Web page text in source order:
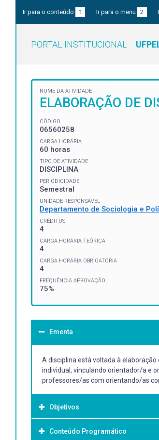
Ir para o conteúdo 1 Ir para o menu 2
PORTAL INSTITUCIONAL
NOME DA ATIVIDADE
ELABORAÇÃO DE
CÓDIGO
06560258
CARGA HORÁRIA
60 horas
TIPO DE ATIVIDADE
DISCIPLINA
PERIODICIDADE
Semestral
UNIDADE RESPONSÁVEL
Departamento de Sociologia e
CRÉDITOS
4
CARGA HORÁRIA TEÓRICA
4
CARGA HORÁRIA OBRIGATÓRIA
4
FREQUÊNCIA APROVAÇÃO
75%
Ementa
A disciplina está voltada à
individual, vinculando orientador/a e
professores/as com orientando/as
Objetivos
Objetivo Geral:
Conteúdo Programático